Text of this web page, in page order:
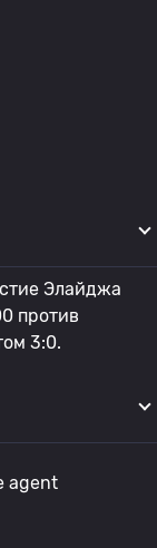
Элайджа
против
3:0.
agent